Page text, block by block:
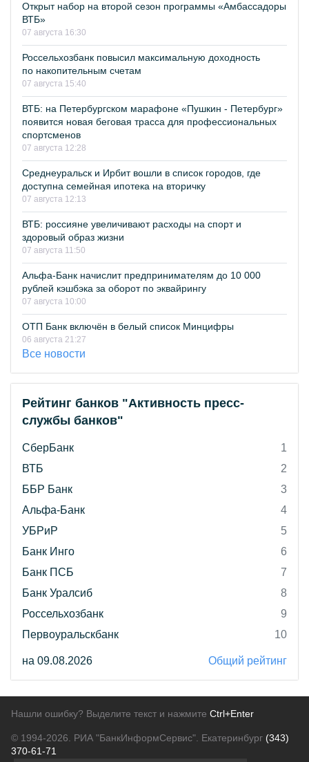
Открыт набор на второй сезон программы «Амбассадоры
ВТБ»
07 августа 16:30
Россельхозбанк повысил максимальную доходность
по накопительным счетам
07 августа 15:40
ВТБ: на Петербургском марафоне «Пушкин - Петербург»
появится новая беговая трасса для профессиональных
спортсменов
07 августа 12:28
Среднеуральск и Ирбит вошли в список городов, где
доступна семейная ипотека на вторичку
07 августа 12:13
ВТБ: россияне увеличивают расходы на спорт и
здоровый образ жизни
07 августа 11:50
Альфа-Банк начислит предпринимателям до 10 000
рублей кэшбэка за оборот по эквайрингу
07 августа 10:00
ОТП Банк включён в белый список Минцифры
06 августа 21:27
Все новости
Рейтинг банков "Активность пресс-
службы банков"
СберБанк
1
ВТБ
2
ББР Банк
3
Альфа-Банк
4
УБРиР
5
Банк Инго
6
Банк ПСБ
7
Банк Уралсиб
8
Россельхозбанк
9
Первоуральскбанк
10
на 09.08.2026 Общий рейтинг
Нашли ошибку? Выделите текст и нажмите Ctrl+Enter
© 1994-2026. РИА "БанкИнформСервис". Екатеринбург (343)
370-61-71